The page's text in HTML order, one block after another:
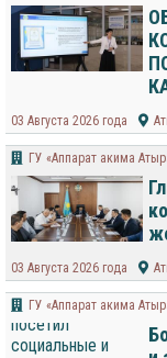
03 Августа 2026 года
ГУ «Аппарат акима
03 Августа 2026 года
ГУ «Аппарат акима